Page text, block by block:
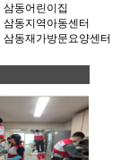
삼동어린이집
삼동지역아동센터
삼동재가방문요양센터